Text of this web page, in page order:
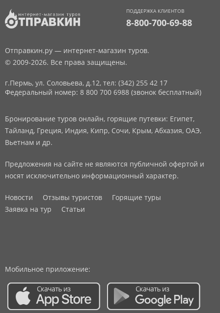
ПОДДЕРЖКА КЛИЕНТОВ
8-800-700-69-88
Отправкин.ру — интернет-магазин туров.
© 2009-2026. Все права защищены.
г.Пермь, ул. Соловьева, д.12, тел: (342) 255 42 17
Федеральный номер: 8 800 700 6988 (звонок бесплатный)
Бронирование туров онлайн, горящие путевки: Египет,
Тайланд, Греция, Индия, Кипр, Сочи, Крым, Абхазия, ОАЭ,
Вьетнам и др.
Предложения на сайте не являются публичной офертой и
носят исключительно информационный характер.
Новости Отзывы туристов
Горящие туры
Заявка на тур
Статьи
Мобильное приложение: